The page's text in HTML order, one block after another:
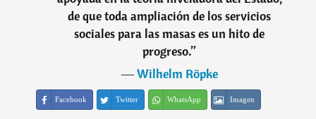
de que toda ampliación de los servicios
sociales para las masas es un hito de
progreso.”
―Wilhelm Röpke
Facebook Twitter WhatsApp Imagen